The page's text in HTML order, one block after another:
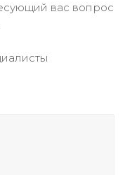
вас вопрос